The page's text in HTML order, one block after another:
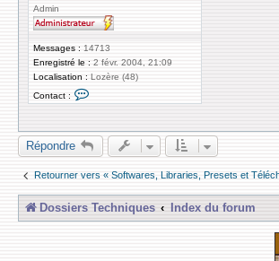
Admin
Messages : 14713
Enregistré le : 2 févr. 2004, 21:09
Localisation : Lozère (48)
Contact :
a
c
t
r
i
g
Répondre
Retourner vers « Softwares, Libraries, Presets et
Dossiers Techniques Index du forum